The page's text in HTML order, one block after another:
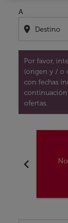
A
location_on
Por favor,
(origen y / o
con fechas
ofertas.
chevron_left